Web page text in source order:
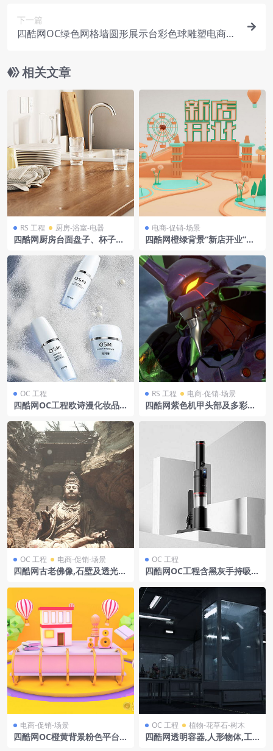
下一篇
四酷网OC绿色网格墙圆形展示台彩色球雕塑电商场
相关文章
RS 工程 厨房-浴室-电器
四酷网厨房台面盘子、杯子、
电商-促销-场景
四酷网橙绿背景“新店开业”标
OC 工程
四酷网OC工程欧诗漫化妆品C
素
RS 工程 电商-促销-场景
四酷网紫色机甲头部及多彩机
OC 工程 电商-促销-场景
四酷网古老佛像,石壁及透光顶
OC 工程
四酷网OC工程含黑灰手持吸尘
电商-促销-场景
四酷网OC橙黄背景粉色平台房
OC 工程 植物-花草石-树木
四酷网透明容器,人形物体,工